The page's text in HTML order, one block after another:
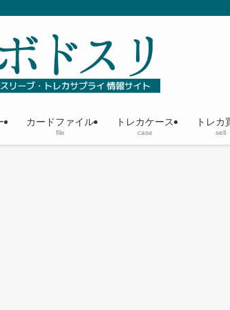
カードファイル
file
トレカケース
case
トレカ
sell